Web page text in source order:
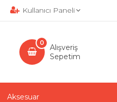
Kullanıcı Paneli
Alışveriş
Sepetim
0
Aksesuar